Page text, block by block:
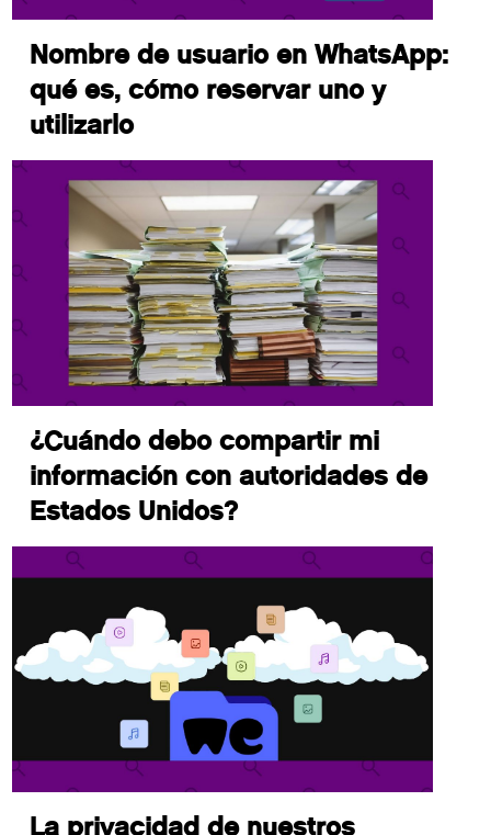
Nombre de usuario en WhatsApp:
qué es, cómo reservar uno y
utilizarlo
¿Cuándo debo compartir mi
información con autoridades de
Estados Unidos?
La privacidad de nuestros